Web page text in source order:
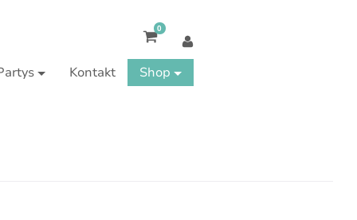
0
Kontakt Shop